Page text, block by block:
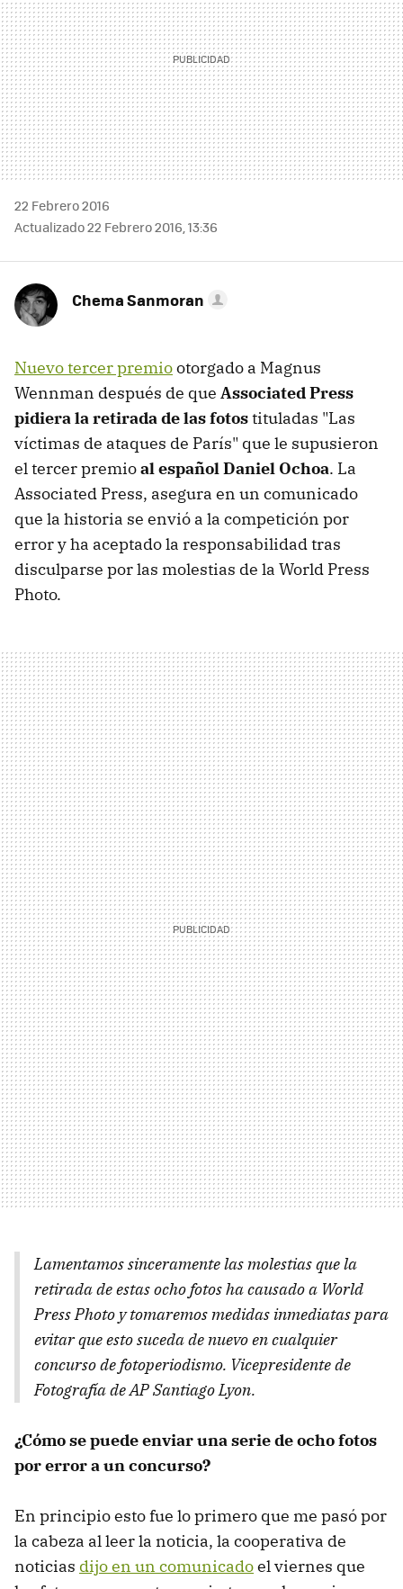
22 Febrero 2016
Actualizado 22 Febrero 2016, 13:36
Chema Sanmoran
Nuevo tercer premiootorgado a Magnus
Wennman después de que Associated Press
pidiera la retirada de las fotostituladas "Las
víctimas de ataques de París" que le supusieron
el tercer premioal español Daniel Ochoa. La
Associated Press, asegura en un comunicado
que la historia se envió a la competición por
error y ha aceptado la responsabilidad tras
disculparse por las molestias de la World Press
Photo.
Lamentamos sinceramente las molestias que la
retirada de estas ocho fotos ha causado a World
Press Photo y tomaremos medidas inmediatas para
evitar que esto suceda de nuevo en cualquier
concurso de fotoperiodismo. Vicepresidente de
Fotografía de AP Santiago Lyon.
¿Cómo se puede enviar una serie de ocho fotos
por error a un concurso?
En principio esto fue lo primero que me pasó por
la cabeza al leer la noticia, la cooperativa de
noticias dijo en un comunicadoel viernes que